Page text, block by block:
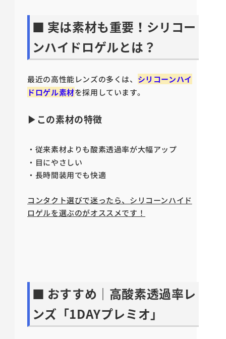
■ 実は素材も重要！シリコー
ンハイドロゲルとは？
最近の高性能レンズの多くは、 シリコーンハイ
ドロゲル素材を採用しています。
▶この素材の特徴
・従来素材よりも酸素透過率が大幅アップ
・目にやさしい
・長時間装用でも快適
コンタクト選びで迷ったら、シリコーンハイド
ロゲルを選ぶのがオススメです！
■ おすすめ｜高酸素透過率レ
ンズ「1DAYプレミオ」